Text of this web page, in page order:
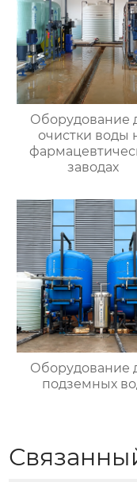
Оборудование
очистки воды
заводах
Оборудование
подземных